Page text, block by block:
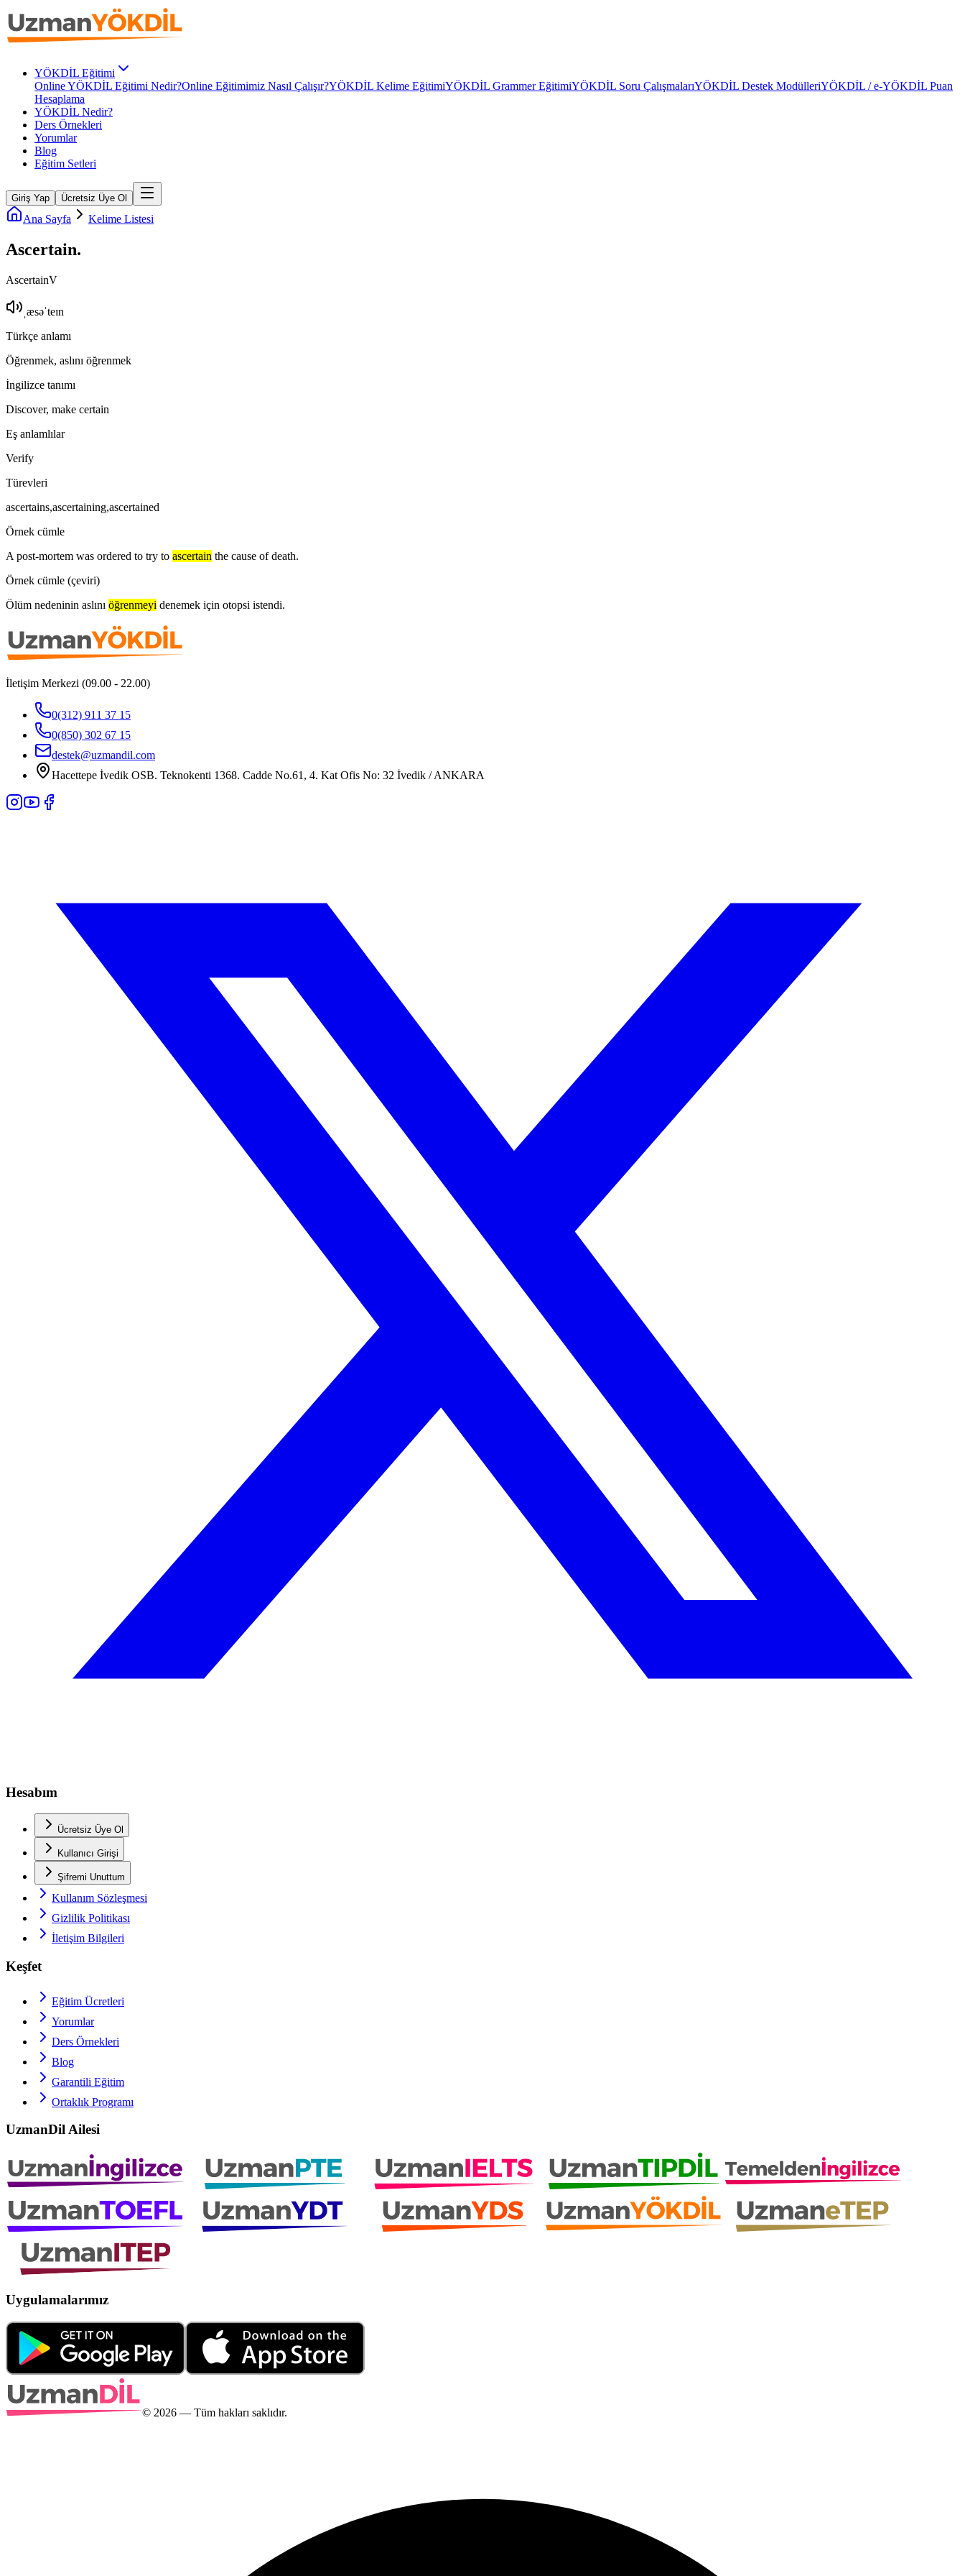
YÖKDİL Eğitimi
Online YÖKDİL Eğitimi Nedir?Online Eğitimimiz Nasıl Çalışır?YÖKDİL Kelime EğitimiYÖKDİL Grammer EğitimiYÖKDİL Soru ÇalışmalarıYÖKDİL Destek ModülleriYÖKDİL / e-YÖKDİL Puan
Hesaplama
YÖKDİL Nedir?
Ders Örnekleri
Yorumlar
Blog
Eğitim Setleri
Giriş Yap Ücretsiz Üye Ol
Ana Sayfa Kelime Listesi
Ascertain.
AscertainV
ˌæsəˈteɪn
Türkçe anlamı
Öğrenmek, aslını öğrenmek
İngilizce tanımı
Discover, make certain
Eş anlamlılar
Verify
Türevleri
ascertains,ascertaining,ascertained
Örnek cümle
A post-mortem was ordered to try to ascertain the cause of death.
Örnek cümle (çeviri)
Ölüm nedeninin aslını öğrenmeyi denemek için otopsi istendi.
İletişim Merkezi (09.00 - 22.00)
0(312) 911 37 15
0(850) 302 67 15
destek@uzmandil.com
Hacettepe İvedik OSB. Teknokenti 1368. Cadde No.61, 4. Kat Ofis No: 32 İvedik / ANKARA
Hesabım
Ücretsiz Üye Ol
Kullanıcı Girişi
Şifremi Unuttum
Kullanım Sözleşmesi
Gizlilik Politikası
İletişim Bilgileri
Keşfet
Eğitim Ücretleri
Yorumlar
Ders Örnekleri
Blog
Garantili Eğitim
Ortaklık Programı
UzmanDil Ailesi
Uygulamalarımız
© 2026 — Tüm hakları saklıdır.